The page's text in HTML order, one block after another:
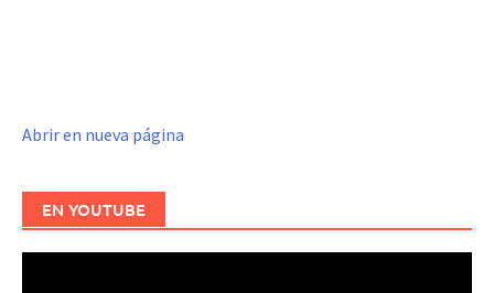
Abrir en nueva página
EN YOUTUBE